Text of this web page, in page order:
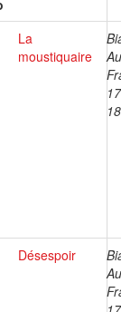
La
moustiquaire
Désespoir